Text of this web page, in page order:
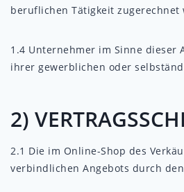
beruflichen Tätigkeit zugerechnet
1.4 Unternehmer im Sinne dieser
ihrer gewerblichen oder
2)
2.1 Die im Online-Shop des
verbindlichen Angebots durch